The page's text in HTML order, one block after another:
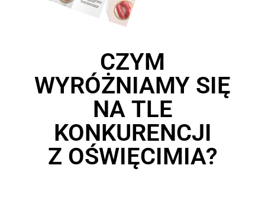
CZYM
WYRÓŻNIAMY SIĘ
NA TLE
KONKURENCJI
Z OŚWIĘCIMIA?